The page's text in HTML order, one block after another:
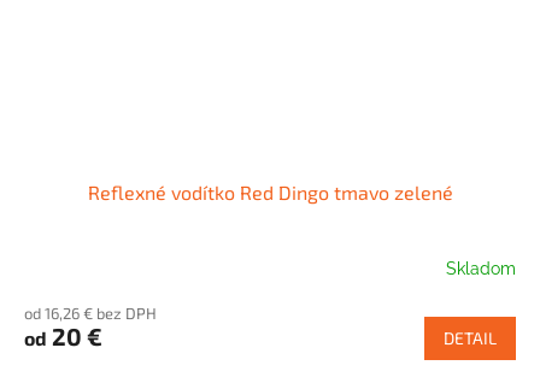
Reflexné vodítko Red Dingo tmavo zelené
Skladom
od 16,26 € bez DPH
od 20 € DETAIL